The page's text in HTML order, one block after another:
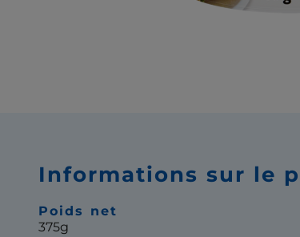
Informations sur le
Poids net
375g